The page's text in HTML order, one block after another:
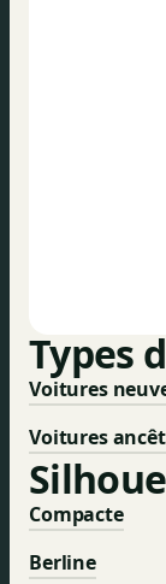
Types
Voitures
Voitures
Compacte
Berline